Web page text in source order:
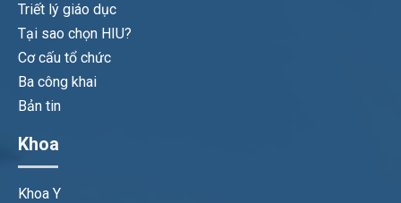
Triết lý giáo dục
Tại sao chọn HIU?
Cơ cấu tổ chức
Ba công khai
Bản tin
Khoa
Khoa Y